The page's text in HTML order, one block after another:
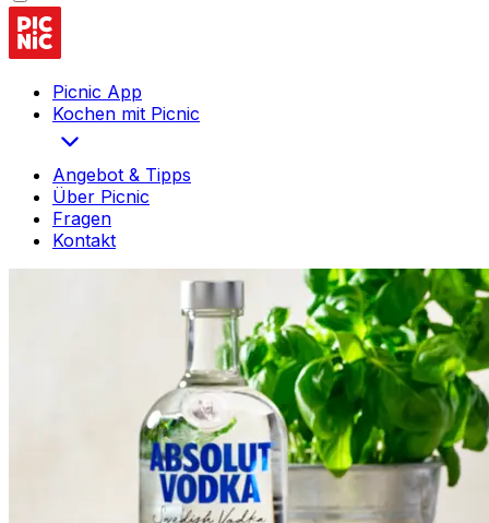
Picnic App
Kochen mit Picnic
Angebot & Tipps
Über Picnic
Fragen
Kontakt